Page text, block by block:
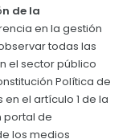
pública
de la
en la gestión
todas las
el sector público
Política de
el artículo 1 de la
portal de
los medios